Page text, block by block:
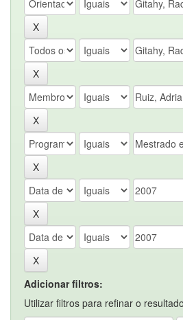
Adicionar filtros:
Utilizar filtros para refinar o